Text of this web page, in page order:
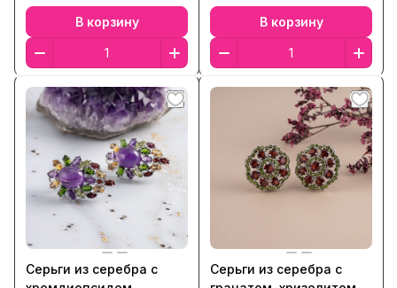
В корзину В корзину
Серьги из серебра с
Серьги из серебра с